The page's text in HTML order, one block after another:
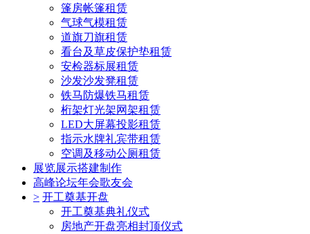
篷房帐篷租赁
气球气模租赁
道旗刀旗租赁
看台及草皮保护垫租赁
安检器标展租赁
沙发沙发凳租赁
铁马防爆铁马租赁
桁架灯光架网架租赁
LED大屏幕投影租赁
指示水牌礼宾带租赁
空调及移动公厕租赁
展览展示搭建制作
高峰论坛年会歌友会
> 开工奠基开盘
开工奠基典礼仪式
房地产开盘亮相封顶仪式